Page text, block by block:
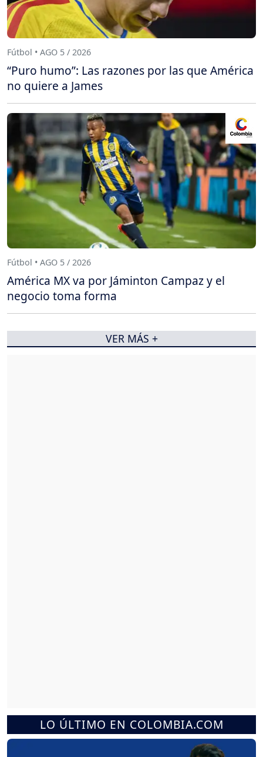
LO ÚLTIMO EN COLOMBIA.COM
Fútbol • AGO 5 / 2026
“Puro humo”: Las razones por las que América
no quiere a James
Fútbol • AGO 5 / 2026
América MX va por Jáminton Campaz y el
negocio toma forma
VER MÁS +